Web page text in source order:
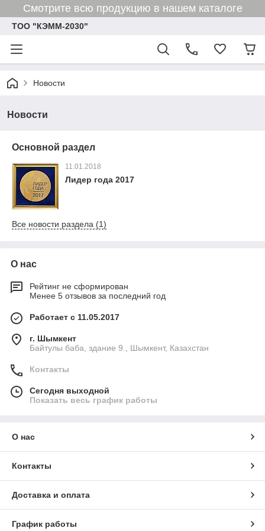
Смотрите всю продукцию в нашем каталоге
ТОО "КЭММ-2030"
Новости
Новости
Основной раздел
11.01.2018
Лидер года 2017
Все новости раздела (1)
О нас
Рейтинг не сформирован
Менее 5 отзывов за последний год
Работает с 11.05.2017
г. Шымкент
Байтулы баба, здание 9., Шымкент, Казахстан
Контакты
Сегодня выходной
Показать весь график работы
О нас
Контакты
Доставка и оплата
График работы